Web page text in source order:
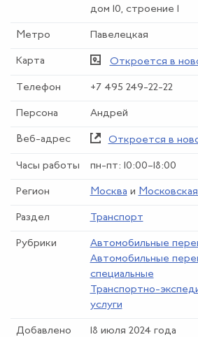
дом 10, строение 1
Метро Павелецкая
Карта Откроется в
Телефон +7 495 249-22-22
Персона Андрей
Веб-адрес Откроется в
Часы работы пн-пт: 10:00–18:00
Регион Москва и
Раздел Транспорт
Рубрики
Автомобильные
Автомобильные
специальные
Транспортно-
услуги
Добавлено 18 июля 2024 года